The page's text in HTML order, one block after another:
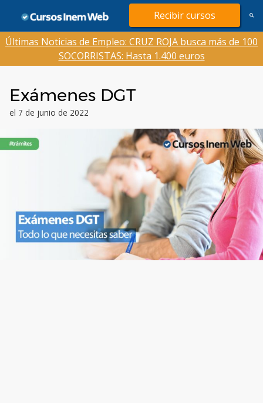
contenido
Recibir cursos
Últimas Noticias de Empleo: CRUZ ROJA busca más de 100
SOCORRISTAS: Hasta 1.400 euros
Exámenes DGT
el 7 de junio de 2022